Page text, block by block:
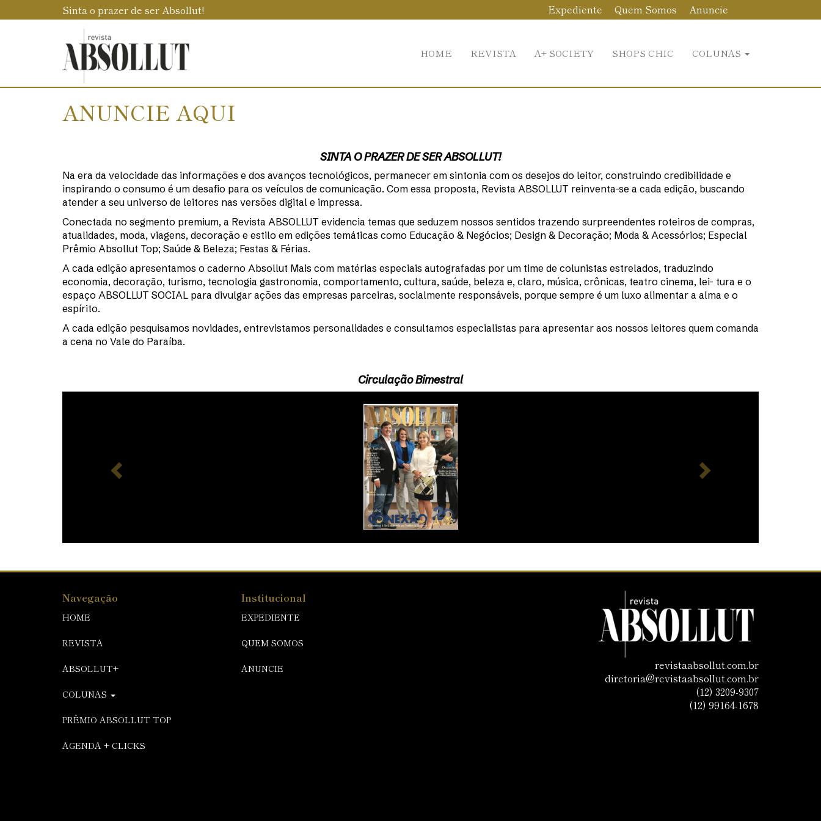
Sinta o prazer de ser Absollut! Expediente Quem Somos Anuncie
HOME REVISTA A+ SOCIETY SHOPS CHIC COLUNAS
ANUNCIE AQUI
SINTA O PRAZER DE SER ABSOLLUT!
Na era da velocidade das informações e dos avanços tecnológicos, permanecer em sintonia com os desejos do leitor, construindo credibilidade e
inspirando o consumo é um desafio para os veículos de comunicação. Com essa proposta, Revista ABSOLLUT reinventa-se a cada edição, buscando
atender a seu universo de leitores nas versões digital e impressa.
Conectada no segmento premium, a Revista ABSOLLUT evidencia temas que seduzem nossos sentidos trazendo surpreendentes roteiros de compras,
atualidades, moda, viagens, decoração e estilo em edições temáticas como Educação & Negócios; Design & Decoração; Moda & Acessórios; Especial
Prêmio Absollut Top; Saúde & Beleza; Festas & Férias.
A cada edição apresentamos o caderno Absollut Mais com matérias especiais autografadas por um time de colunistas estrelados, traduzindo
economia, decoração, turismo, tecnologia gastronomia, comportamento, cultura, saúde, beleza e, claro, música, crônicas, teatro cinema, lei- tura e o
espaço ABSOLLUT SOCIAL para divulgar ações das empresas parceiras, socialmente responsáveis, porque sempre é um luxo alimentar a alma e o
espírito.
A cada edição pesquisamos novidades, entrevistamos personalidades e consultamos especialistas para apresentar aos nossos leitores quem comanda
a cena no Vale do Paraíba.
Circulação Bimestral
Navegação
HOME
REVISTA
ABSOLLUT+
COLUNAS
PRÊMIO ABSOLLUT TOP
AGENDA + CLICKS
Institucional
EXPEDIENTE
QUEM SOMOS
ANUNCIE
revistaabsollut.com.br
diretoria@revistaabsollut.com.br
(12) 3209-9307
(12) 99164-1678